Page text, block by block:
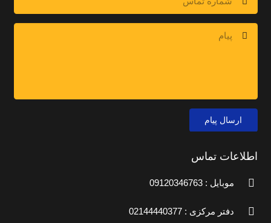
ارسال پیام
اطلاعات تماس
موبایل : 09120346763
دفتر مرکزی : 02144440377